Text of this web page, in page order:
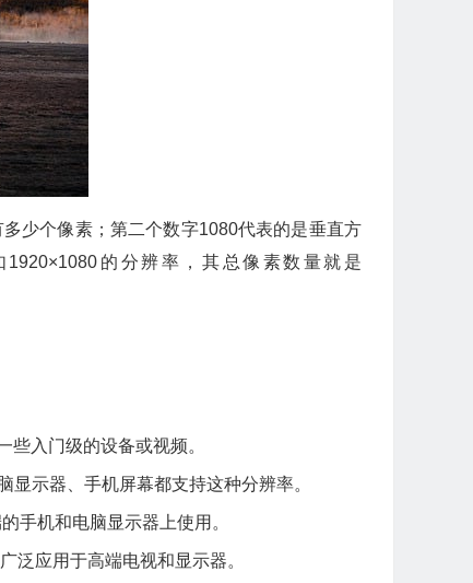
少个像素；第二个数字1080代表的是垂直方
的分辨率，其总像素数量就是
入门级的设备或视频。
示器、手机屏幕都支持这种分辨率。
手机和电脑显示器上使用。
泛应用于高端电视和显示器。